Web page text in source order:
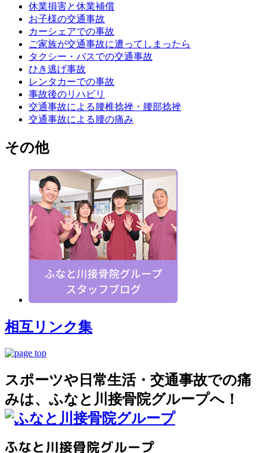
休業損害と休業補償
お子様の交通事故
カーシェアでの事故
ご家族が交通事故に遭ってしまったら
タクシー・バスでの交通事故
ひき逃げ事故
レンタカーでの事故
事故後のリハビリ
交通事故による腰椎捻挫・腰部捻挫
交通事故による腰の痛み
その他
相互リンク集
スポーツや日常生活・交通事故での痛
みは、ふなと川接骨院グループへ！